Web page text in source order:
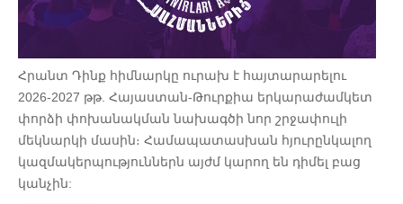
Հրանտ Դինք հիմնարկը ուրախ է հայտարարելու
2026-2027 թթ. Հայաստան-Թուրքիա երկարաժամկետ
փորձի փոխանակման նախագծի նոր շրջափուլի
մեկնարկի մասին։ Համապատասխան հյուրընկալող
կազմակերպություններն այժմ կարող են դիմել բաց
կանչին: